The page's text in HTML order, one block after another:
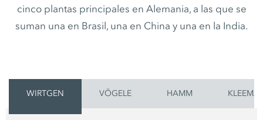
cinco plantas principales en Alemania, a las que se
suman una en Brasil, una en China y una en la India.
WIRTGEN VÖGELE HAMM